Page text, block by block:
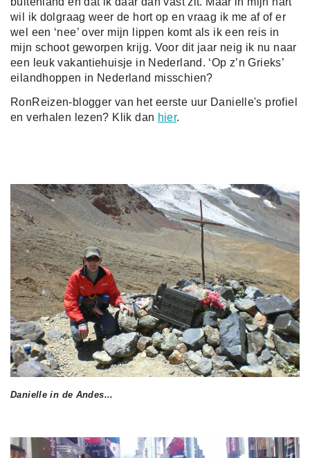
wil ik dolgraag weer de hort op en vraag ik me af of er
wel een ‘nee’ over mijn lippen komt als ik een reis in
mijn schoot geworpen krijg. Voor dit jaar neig ik nu naar
een leuk vakantiehuisje in Nederland. ‘Op z’n Grieks’
eilandhoppen in Nederland misschien?
RonReizen-blogger van het eerste uur Danielle's profiel
en verhalen lezen? Klik dan hier.
Danielle in de Andes...